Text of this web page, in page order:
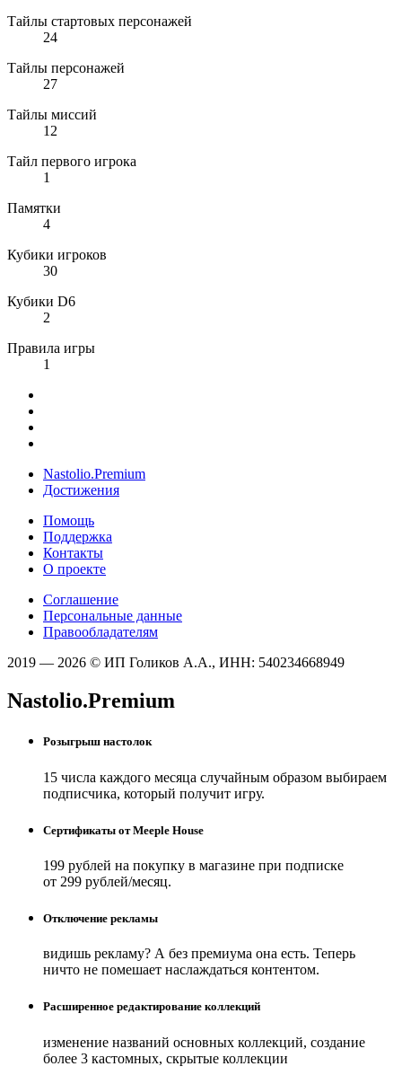
Тайлы стартовых персонажей
24
Тайлы персонажей
27
Тайлы миссий
12
Тайл первого игрока
1
Памятки
4
Кубики игроков
30
Кубики D6
2
Правила игры
1
Nastolio.Premium
Достижения
Помощь
Поддержка
Контакты
О проекте
Соглашение
Персональные данные
Правообладателям
2019 — 2026 © ИП Голиков А.А., ИНН: 540234668949
Nastolio.Premium
Розыгрыш настолок
15 числа каждого месяца случайным образом выбираем
подписчика, который получит игру.
Сертификаты от Meeple House
199 рублей на покупку в магазине при подписке
от 299 рублей/месяц.
Отключение рекламы
видишь рекламу? А без премиума она есть. Теперь
ничто не помешает наслаждаться контентом.
Расширенное редактирование коллекций
изменение названий основных коллекций, создание
более 3 кастомных, скрытые коллекции